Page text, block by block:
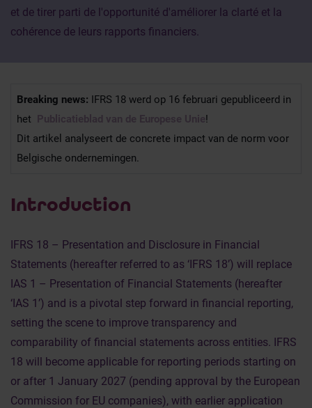
et de tirer parti de l'opportunité d'améliorer la clarté et la
cohérence de leurs rapports financiers.
Breaking news: IFRS 18 werd op 16 februari gepubliceerd in
het Publicatieblad van de Europese Unie!
Dit artikel analyseert de concrete impact van de norm voor
Belgische ondernemingen.
Introduction
IFRS 18 – Presentation and Disclosure in Financial
Statements (hereafter referred to as ‘IFRS 18’) will replace
IAS 1 – Presentation of Financial Statements (hereafter
‘IAS 1’) and is a pivotal step forward in financial reporting,
setting the scene to improve transparency and
comparability of financial statements across entities. IFRS
18 will become applicable for reporting periods starting on
or after 1 January 2027 (pending approval by the European
Commission for EU companies), with earlier application